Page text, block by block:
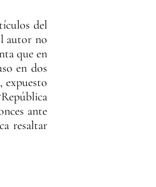
del
autor no
que en
en dos
, expuesto
ante
resaltar